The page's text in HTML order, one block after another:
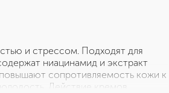
и стрессом. Подходят для
ниацинамид и экстракт
сопротивляемость кожи к
Действие кремов